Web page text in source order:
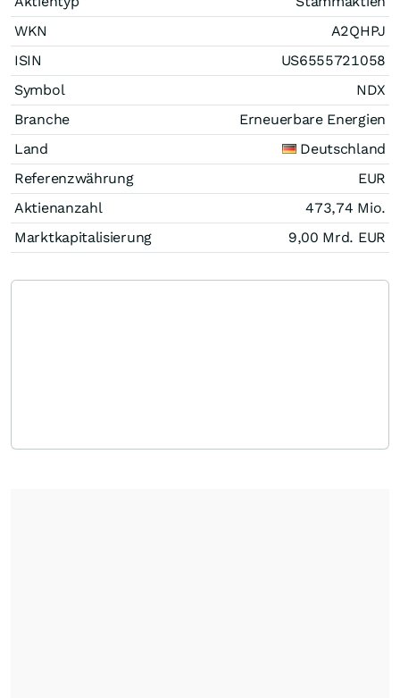
WKN
A2QHPJ
ISIN
US6555721058
Symbol
NDX
Branche
Erneuerbare Energien
Land
Deutschland
Referenzwährung
EUR
Aktienanzahl
473,74 Mio.
Marktkapitalisierung
9,00 Mrd. EUR